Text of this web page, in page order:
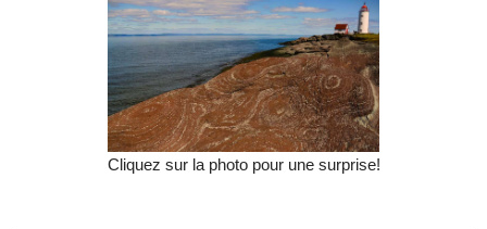
Cliquez sur la photo pour une surprise!